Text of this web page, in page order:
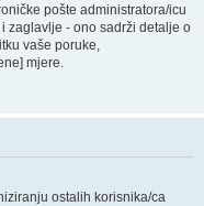
pošte administratora/icu
zaglavlje - ono sadrži detalje o
vaše poruke,
mjere.
ostalih korisnika/ca